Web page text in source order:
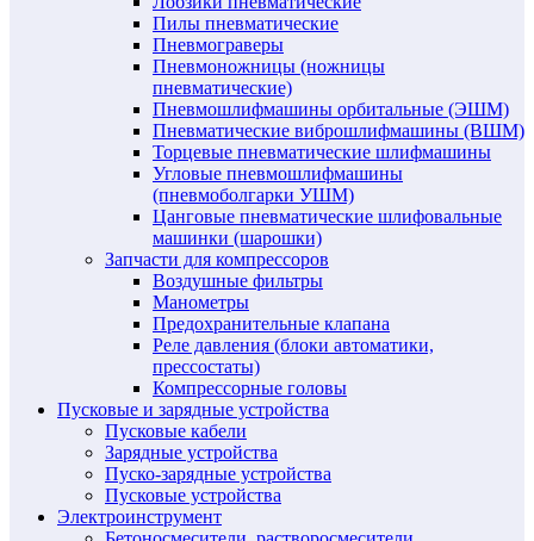
Пилы пневматические
Пневмограверы
Пневмоножницы (ножницы
пневматические)
Пневмошлифмашины орбитальные (ЭШМ)
Пневматические виброшлифмашины (ВШМ)
Торцевые пневматические шлифмашины
Угловые пневмошлифмашины
(пневмоболгарки УШМ)
Цанговые пневматические шлифовальные
машинки (шарошки)
Запчасти для компрессоров
Воздушные фильтры
Манометры
Предохранительные клапана
Реле давления (блоки автоматики,
прессостаты)
Компрессорные головы
Пусковые и зарядные устройства
Пусковые кабели
Зарядные устройства
Пуско-зарядные устройства
Пусковые устройства
Электроинструмент